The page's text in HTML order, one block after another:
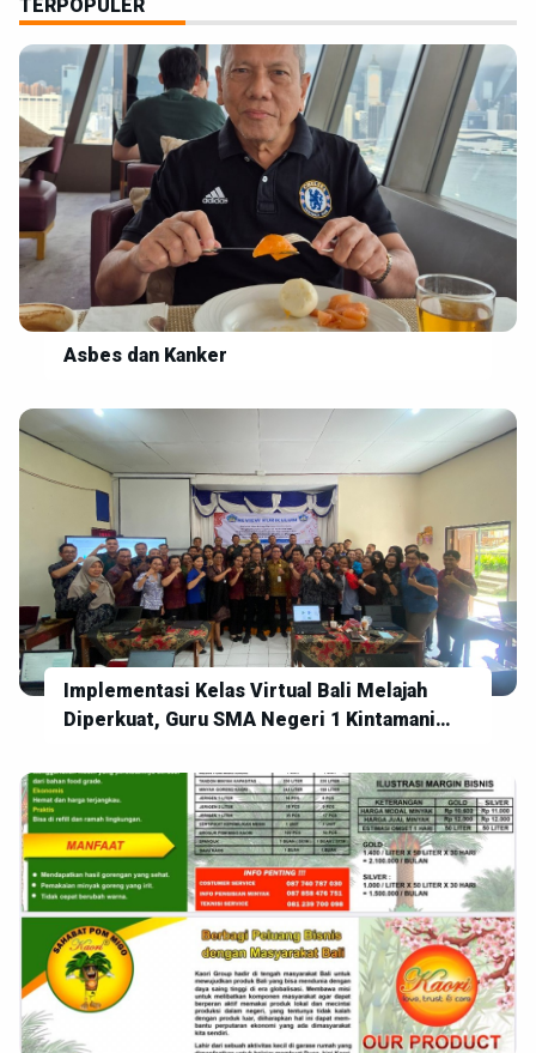
TERPOPULER
Asbes dan Kanker
Implementasi Kelas Virtual Bali Melajah
Diperkuat, Guru SMA Negeri 1 Kintamani
Inovatif